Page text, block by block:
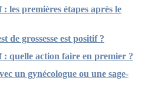
: les premières étapes après le
de grossesse est positif ?
: quelle action faire en premier ?
un gynécologue ou une sage-